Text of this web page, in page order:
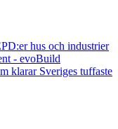
hus och industrier
- evoBuild
klarar Sveriges tuffaste